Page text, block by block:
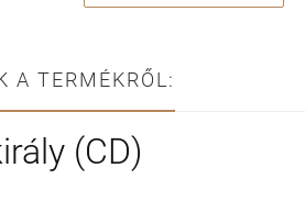
A TERMÉKRŐL:
(CD)